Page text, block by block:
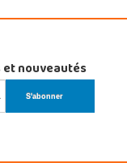
nouveautés